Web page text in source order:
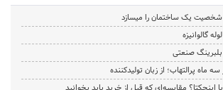
یک ساختمان را میسازد
گالوانیزه
صنعتی
ماه پرالتهاب؛ از زبان تولیدکننده